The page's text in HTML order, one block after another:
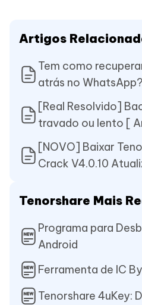
Artigos
Tem como
atrás no WhatsApp?
[Real Resolvido]
travado ou lento [
[NOVO] Baixar
Crack V4.0.10
Tenorshare Mais
Programa para
Android
Ferramenta de IC
Tenorshare 4uKey: